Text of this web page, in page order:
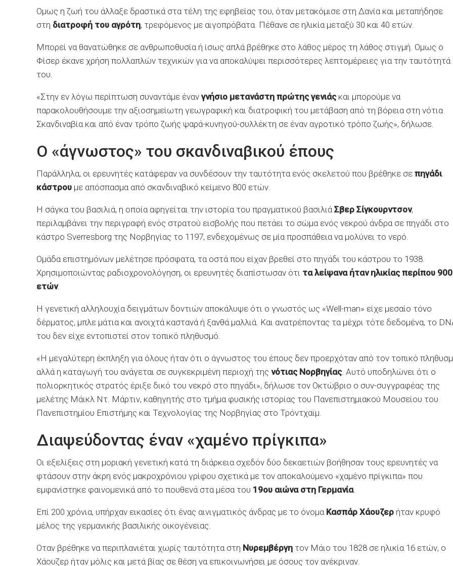
Ομως η ζωή του άλλαξε δραστικά στα τέλη της εφηβείας του, όταν μετακόμισε στη Δανία και μεταπήδησε
στη διατροφή του αγρότη, τρεφόμενος με αιγοπρόβατα. Πέθανε σε ηλικία μεταξύ 30 και 40 ετών.
Μπορεί να θανατώθηκε σε ανθρωποθυσία ή ίσως απλά βρέθηκε στο λάθος μέρος τη λάθος στιγμή. Ομως ο
Φίσερ έκανε χρήση πολλαπλών τεχνικών για να αποκαλύψει περισσότερες λεπτομέρειες για την ταυτότητά
του.
«Στην εν λόγω περίπτωση συναντάμε έναν γνήσιο μετανάστη πρώτης γενιάςκαι μπορούμε να
παρακολουθήσουμε την αξιοσημείωτη γεωγραφική και διατροφική του μετάβαση από τη βόρεια στη νότια
Σκανδιναβία και από έναν τρόπο ζωής ψαρά-κυνηγού-συλλέκτη σε έναν αγροτικό τρόπο ζωής», δήλωσε.
Ο «άγνωστος» του σκανδιναβικού έπους
Παράλληλα, οι ερευνητές κατάφεραν να συνδέσουν την ταυτότητα ενός σκελετού που βρέθηκε σε πηγάδι
κάστρου με απόσπασμα από σκανδιναβικό κείμενο 800 ετών.
Η σάγκα του βασιλιά, η οποία αφηγείται την ιστορία του πραγματικού βασιλιάΣβερ Σίγκουρντσον,
περιλαμβάνει την περιγραφή ενός στρατού εισβολής που πετάει το σώμα ενός νεκρού άνδρα σε πηγάδι στο
κάστρο Sverresborg της Νορβηγίας το 1197, ενδεχομένως σε μία προσπάθεια να μολύνει το νερό.
Ομάδα επιστημόνων μελέτησε πρόσφατα, τα οστά που είχαν βρεθεί στο πηγάδι του κάστρου το 1938.
Χρησιμοποιώντας ραδιοχρονολόγηση, οι ερευνητές διαπίστωσαν ότι τα λείψανα ήταν ηλικίας περίπου 900
ετών.
Η γενετική αλληλουχία δειγμάτων δοντιών αποκάλυψε ότι ο γνωστός ως «Well-man» είχε μεσαίο τόνο
δέρματος, μπλε μάτια και ανοιχτά καστανά ή ξανθά μαλλιά. Και ανατρέποντας τα μέχρι τότε δεδομένα, το
του δεν είχε εντοπιστεί στον τοπικό πληθυσμό.
«Η μεγαλύτερη έκπληξη για όλους ήταν ότι ο άγνωστος του έπους δεν προερχόταν από τον τοπικό
αλλά η καταγωγή του ανάγεται σε συγκεκριμένη περιοχή της νότιας Νορβηγίας. Αυτό υποδηλώνει ότι ο
πολιορκητικός στρατός έριξε δικό του νεκρό στο πηγάδι», δήλωσε τον Οκτώβριο ο συν-συγγραφέας της
μελέτης Μάικλ Ντ. Μάρτιν, καθηγητής στο τμήμα φυσικής ιστορίας του Πανεπιστημιακού Μουσείου του
Πανεπιστημίου Επιστήμης και Τεχνολογίας της Νορβηγίας στο Τρόντχαϊμ.
Διαψεύδοντας έναν «χαμένο πρίγκιπα»
Οι εξελίξεις στη μοριακή γενετική κατά τη διάρκεια σχεδόν δύο δεκαετιών βοήθησαν τους ερευνητές να
φτάσουν στην άκρη ενός μακροχρόνιου γρίφου σχετικά με τον αποκαλούμενο «χαμένο πρίγκιπα» που
εμφανίστηκε φαινομενικά από το πουθενά στα μέσα του 19ου αιώνα στη Γερμανία.
Επί 200 χρόνια, υπήρχαν εικασίες ότι ένας αινιγματικός άνδρας με το όνομα Κασπάρ Χάουζερ ήταν κρυφό
μέλος της γερμανικής βασιλικής οικογένειας.
Οταν βρέθηκε να περιπλανιέται χωρίς ταυτότητα στη Νυρεμβέργη τον Μάιο του 1828 σε ηλικία 16 ετών, ο
Χάουζερ ήταν μόλις και μετά βίας σε θέση να επικοινωνήσει με όσους τον ανέκριναν.